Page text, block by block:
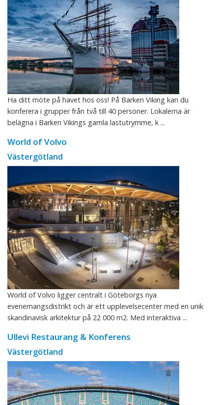
Ha ditt möte på havet hos oss! På Barken Viking kan du
konferera i grupper från två till 40 personer. Lokalerna är
belägna i Barken Vikings gamla lastutrymme, k ...
World of Volvo
Västergötland
World of Volvo ligger centralt i Göteborgs nya
evenemangsdistrikt och är ett upplevelsecenter med en unik
skandinavisk arkitektur på 22 000 m2. Med interaktiva ...
Ullevi Restaurang & Konferens
Västergötland